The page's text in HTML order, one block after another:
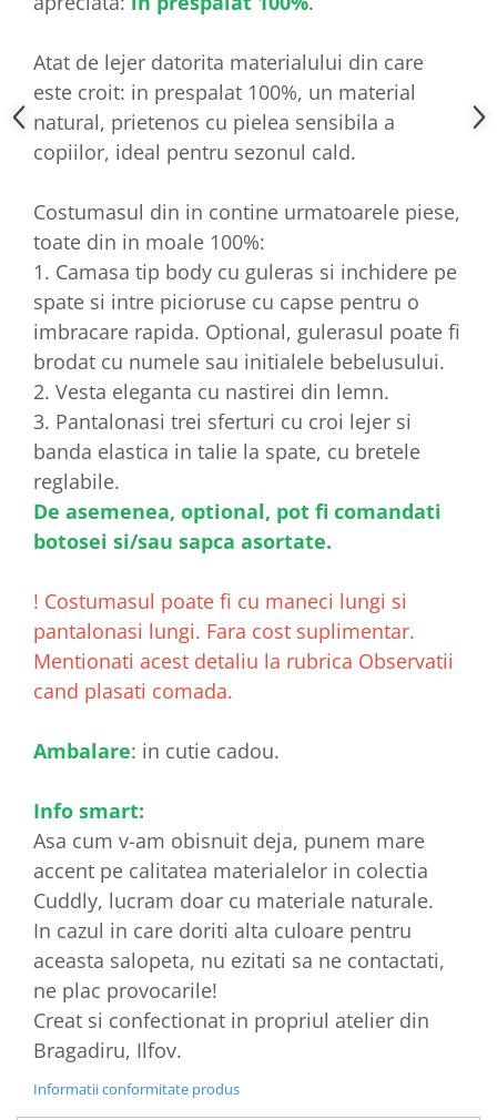
Atat de lejer datorita materialului din care
este croit: in prespalat 100%, un material
natural, prietenos cu pielea sensibila a
copiilor, ideal pentru sezonul cald.
Costumasul din in contine urmatoarele piese,
toate din in moale 100%:
1. Camasa tip body cu guleras si inchidere pe
spate si intre picioruse cu capse pentru o
imbracare rapida. Optional, gulerasul poate fi
brodat cu numele sau initialele bebelusului.
2. Vesta eleganta cu nastirei din lemn.
3. Pantalonasi trei sferturi cu croi lejer si
banda elastica in talie la spate, cu bretele
reglabile.
De asemenea, optional, pot fi comandati
botosei si/sau sapca asortate.
! Costumasul poate fi cu maneci lungi si
pantalonasi lungi. Fara cost suplimentar.
Mentionati acest detaliu la rubrica Observatii
cand plasati comada.
Ambalare: in cutie cadou.
Info smart:
Asa cum v-am obisnuit deja, punem mare
accent pe calitatea materialelor in colectia
Cuddly, lucram doar cu materiale naturale.
In cazul in care doriti alta culoare pentru
aceasta salopeta, nu ezitati sa ne contactati,
ne plac provocarile!
Creat si confectionat in propriul atelier din
Bragadiru, Ilfov.
Informatii conformitate produs